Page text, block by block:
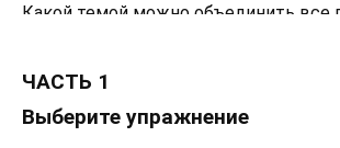
Какой темой можно объединить все
Определите тип каждого
или сложное?
членами. Ставьте, где нужно,
ЧАСТЬ 1
Выберите упражнение